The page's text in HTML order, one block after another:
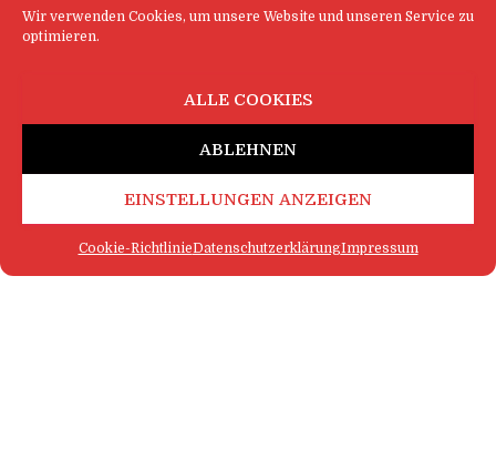
Wir verwenden Cookies, um unsere Website und unseren Service zu
optimieren.
ALLE COOKIES
ABLEHNEN
EINSTELLUNGEN ANZEIGEN
Cookie-RichtlinieDatenschutzerklärungImpressum